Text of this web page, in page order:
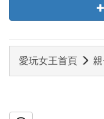
愛玩女王首頁